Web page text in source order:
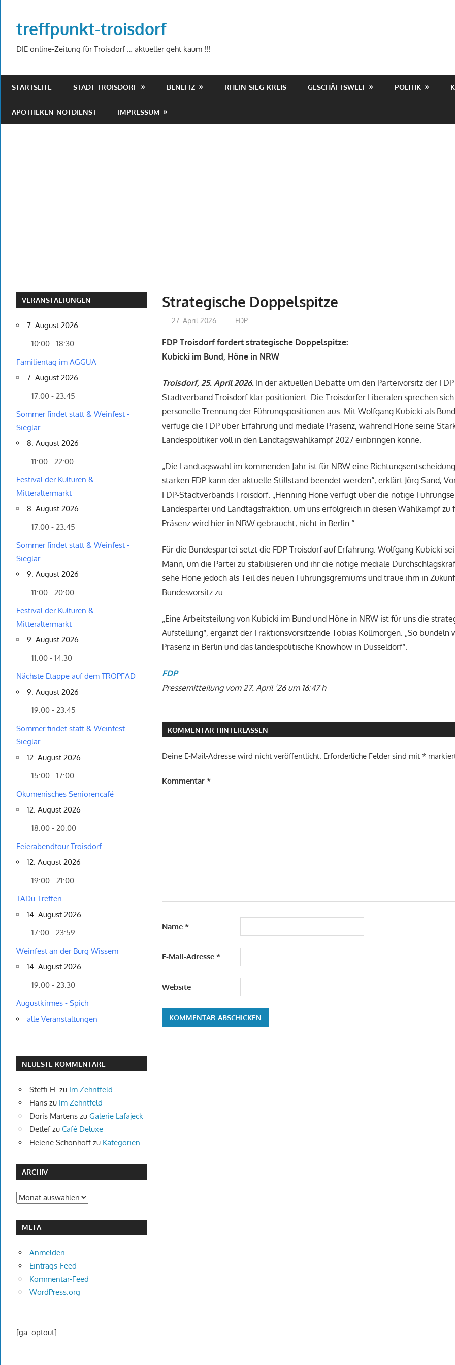
springen
treffpunkt-troisdorf
DIE online-Zeitung für Troisdorf … aktueller geht kaum !!!
STARTSEITE STADT TROISDORF BENEFIZ RHEIN-SIEG-KREIS GESCHÄFTSWELT POLITIK
APOTHEKEN-NOTDIENST IMPRESSUM
Strategische Doppelspitze
27. April 2026 treffpunkt
FDP
FDP Troisdorf fordert strategische Doppelspitze:
Kubicki im Bund, Höne in NRW
Troisdorf, 25. April 2026. In der aktuellen Debatte um den Parteivorsitz der
Stadtverband Troisdorf klar positioniert. Die Troisdorfer Liberalen sprechen
personelle Trennung der Führungspositionen aus: Mit Wolfgang Kubicki als
verfüge die FDP über Erfahrung und mediale Präsenz, während Höne seine
Landespolitiker voll in den Landtagswahlkampf 2027 einbringen könne.
„Die Landtagswahl im kommenden Jahr ist für NRW eine
starken FDP kann der aktuelle Stillstand beendet werden“, erklärt Jörg Sand,
FDP-Stadtverbands Troisdorf. „Henning Höne verfügt über die nötige
Landespartei und Landtagsfraktion, um uns erfolgreich in diesen Wahlkampf zu
Präsenz wird hier in NRW gebraucht, nicht in Berlin.“
Für die Bundespartei setzt die FDP Troisdorf auf Erfahrung: Wolfgang Kubicki
Mann, um die Partei zu stabilisieren und ihr die nötige mediale
sehe Höne jedoch als Teil des neuen Führungsgremiums und traue ihm in
Bundesvorsitz zu.
„Eine Arbeitsteilung von Kubicki im Bund und Höne in NRW ist für uns die
Aufstellung“, ergänzt der Fraktionsvorsitzende Tobias Kollmorgen. „So bündeln
Präsenz in Berlin und das landespolitische Knowhow in Düsseldorf“.
FDP
Pressemitteilung vom 27. April ’26 um 16:47 h
KOMMENTAR HINTERLASSEN
Deine E-Mail-Adresse wird nicht veröffentlicht. Erforderliche Felder sind mit*
Kommentar*
Name*
E-Mail-Adresse*
Website
VERANSTALTUNGEN
7. August 2026
10:00 - 18:30
Familientag im AGGUA
7. August 2026
17:00 - 23:45
Sommer findet statt & Weinfest -
Sieglar
8. August 2026
11:00 - 22:00
Festival der Kulturen &
Mitteraltermarkt
8. August 2026
17:00 - 23:45
Sommer findet statt & Weinfest -
Sieglar
9. August 2026
11:00 - 20:00
Festival der Kulturen &
Mitteraltermarkt
9. August 2026
11:00 - 14:30
Nächste Etappe auf dem TROPFAD
9. August 2026
19:00 - 23:45
Sommer findet statt & Weinfest -
Sieglar
12. August 2026
15:00 - 17:00
Ökumenisches Seniorencafé
12. August 2026
18:00 - 20:00
Feierabendtour Troisdorf
12. August 2026
19:00 - 21:00
TADü-Treffen
14. August 2026
17:00 - 23:59
Weinfest an der Burg Wissem
14. August 2026
19:00 - 23:30
Augustkirmes - Spich
alle Veranstaltungen
NEUESTE KOMMENTARE
Steffi H. zu Im Zehntfeld
Hanszu Im Zehntfeld
Doris Martenszu Galerie Lafajeck
Detlefzu Café Deluxe
Helene Schönhoffzu Kategorien
ARCHIV
Archiv
META
Anmelden
Eintrags-Feed
Kommentar-Feed
WordPress.org
[ga_optout]